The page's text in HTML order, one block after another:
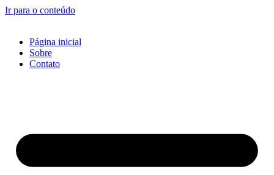
Ir para o conteúdo
Página inicial
Sobre
Contato